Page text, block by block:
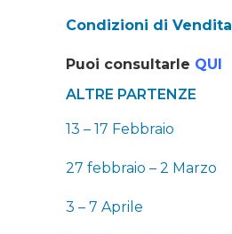
Condizioni di Vendita
Puoi consultarle QUI
ALTRE PARTENZE
13 – 17 Febbraio
27 febbraio – 2 Marzo
3 – 7 Aprile